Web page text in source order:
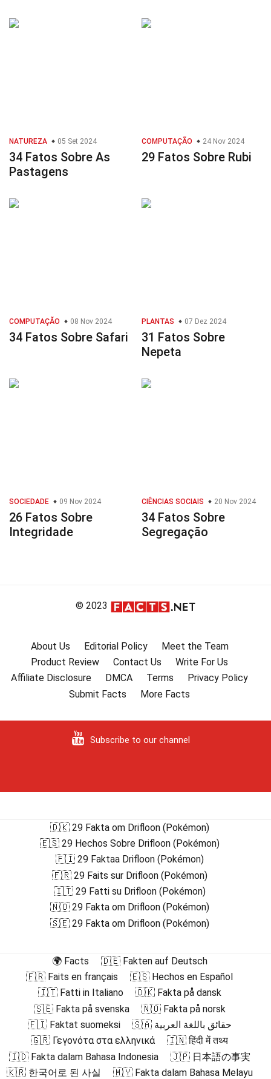
NATUREZA 05 Set 2024
34 Fatos Sobre As
Pastagens
COMPUTAÇÃO 24 Nov 2024
29 Fatos Sobre Rubi
COMPUTAÇÃO 08 Nov 2024
34 Fatos Sobre Safari
PLANTAS 07 Dez 2024
31 Fatos Sobre
Nepeta
SOCIEDADE 09 Nov 2024
26 Fatos Sobre
Integridade
CIÊNCIAS SOCIAIS 20 Nov 2024
34 Fatos Sobre
Segregação
© 2023
About Us Editorial Policy
Meet the Team
Product Review
Contact Us
Write For Us
Affiliate Disclosure
DMCA Terms
Privacy Policy
Submit Facts
More Facts
Subscribe to our channel
🇩🇰 29 Fakta om Drifloon (Pokémon)
🇪🇸 29 Hechos Sobre Drifloon (Pokémon)
🇫🇮 29 Faktaa Drifloon (Pokémon)
🇫🇷 29 Faits sur Drifloon (Pokémon)
🇮🇹 29 Fatti su Drifloon (Pokémon)
🇳🇴 29 Fakta om Drifloon (Pokémon)
🇸🇪 29 Fakta om Drifloon (Pokémon)
🌍 Facts
🇩🇪 Fakten auf Deutsch
🇫🇷 Faits en français
🇪🇸 Hechos en Español
🇮🇹 Fatti in Italiano
🇩🇰 Fakta på dansk
🇸🇪 Fakta på svenska
🇳🇴 Fakta på norsk
🇫🇮 Faktat suomeksi
🇸🇦 حقائق باللغة العربية
🇬🇷 Γεγονότα στα ελληνικά
🇮🇳 हिंदी में तथ्य
🇮🇩 Fakta dalam Bahasa Indonesia
🇯🇵 日本語の事実
🇰🇷 한국어로 된 사실
🇲🇾 Fakta dalam Bahasa Melayu